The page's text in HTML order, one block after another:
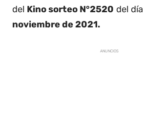
del Kino sorteo N°2520 del día
noviembre de 2021.
ANUNCIOS